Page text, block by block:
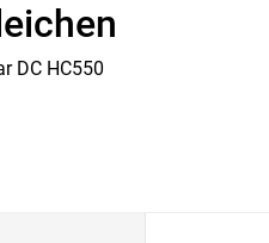
DC HC550